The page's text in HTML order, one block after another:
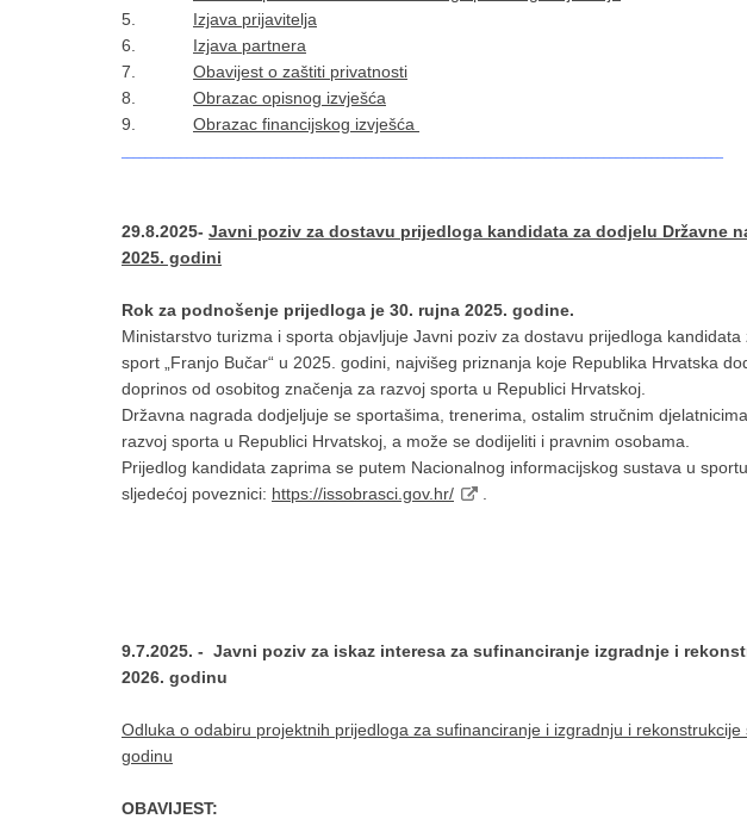
5. Izjava prijavitelja
6. Izjava partnera
7. Obavijest o zaštiti privatnosti
8. Obrazac opisnog izvješća
9. Obrazac financijskog izvješća
29.8.2025- Javni poziv za dostavu prijedloga kandidata za dodjelu Državne
2025. godini
Rok za podnošenje prijedloga je 30. rujna 2025. godine.
Ministarstvo turizma i sporta objavljuje Javni poziv za dostavu prijedloga
sport „Franjo Bučar“ u 2025. godini, najvišeg priznanja koje Republika Hrvatska
doprinos od osobitog značenja za razvoj sporta u Republici Hrvatskoj.
Državna nagrada dodjeljuje se sportašima, trenerima, ostalim stručnim
razvoj sporta u Republici Hrvatskoj, a može se dodijeliti i pravnim osobama.
Prijedlog kandidata zaprima se putem Nacionalnog informacijskog sustava u
sljedećoj poveznici: https://issobrasci.gov.hr/
9.7.2025. - Javni poziv za iskaz interesa za sufinanciranje izgradnje i
2026. godinu
Odluka o odabiru projektnih prijedloga za sufinanciranje i izgradnju i rekonstrukcije
godinu
OBAVIJEST: